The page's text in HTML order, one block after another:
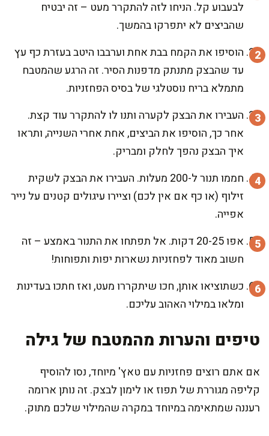
לבעבוע קל. הניחו לזה להתקרר מעט – זה יבטיח
שהביצים לא יתפרקו בהמשך.
הוסיפו את הקמח בבת אחת וערבבו היטב בעזרת כף עץ
עד שהבצק מתנתק מדפנות הסיר. זה הרגע שהמטבח
מתמלא בריח נוסטלגי של בסיס הפחזניות.
העבירו את הבצק לקערה ותנו לו להתקרר עוד קצת.
אחר כך, הוסיפו את הביצים, אחת אחרי השנייה, ותראו
איך הבצק נהפך לחלק ומבריק.
חממו תנור ל-200 מעלות. העבירו את הבצק לשקית
זילוף (או כף אם אין לכם) וציירו עיגולים קטנים על נייר
אפייה.
אפו 20-25 דקות. אל תפתחו את התנור באמצע – זה
חשוב מאוד לפחזניות נשארות יפות ותפוחות!
כשתוציאו אותן, חכו שיתקררו מעט, ואז חתכו בעדינות
ומלאו במילוי האהוב עליכם.
טיפים והערות מהמטבח של גילה
אם אתם רוצים פחזניות עם טאץ' מיוחד, נסו להוסיף
קליפה מגוררת של תפוז או לימון לבצק. זה נותן ארומה
רעננה שמתאימה במיוחד במקרה שהמילוי שלכם מתוק.